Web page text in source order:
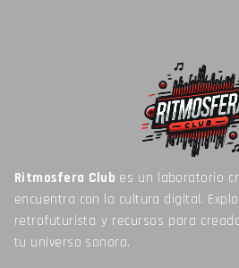
Ritmosfera Club es un laboratorio
encuentra con la cultura digital.
retrofuturista y recursos para
tu universo sonoro.